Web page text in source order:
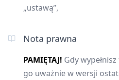
„ustawą”,
Nota prawna
PAMIĘTAJ! Gdy
go uważnie w wersji